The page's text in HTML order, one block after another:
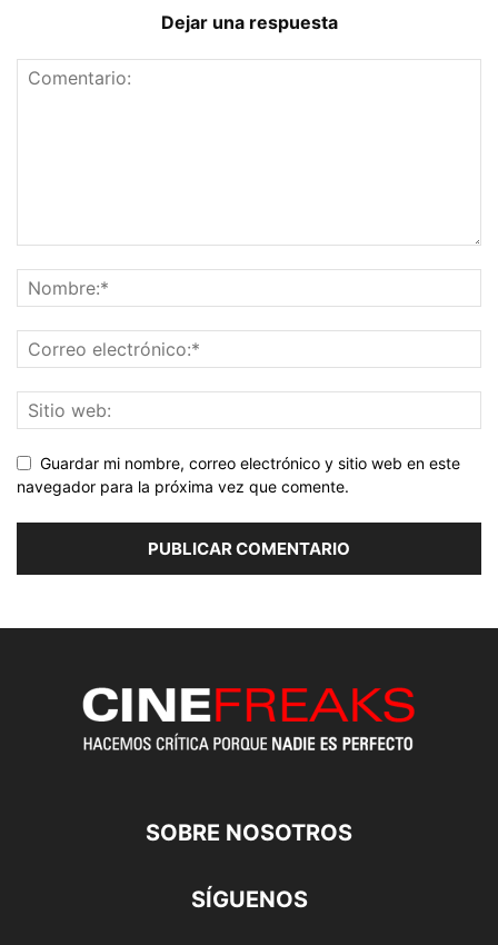
Dejar una respuesta
Guardar mi nombre, correo electrónico y sitio web en este
navegador para la próxima vez que comente.
SOBRE NOSOTROS
SÍGUENOS